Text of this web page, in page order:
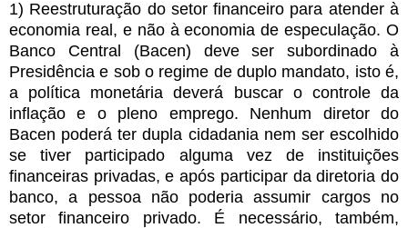
1) Reestruturação do setor financeiro para atender à
economia real, e não à economia de especulação. O
Banco Central (Bacen) deve ser subordinado à
Presidência e sob o regime de duplo mandato, isto é,
a política monetária deverá buscar o controle da
inflação e o pleno emprego. Nenhum diretor do
Bacen poderá ter dupla cidadania nem ser escolhido
se tiver participado alguma vez de instituições
financeiras privadas, e após participar da diretoria do
banco, a pessoa não poderia assumir cargos no
setor financeiro privado. É necessário, também,